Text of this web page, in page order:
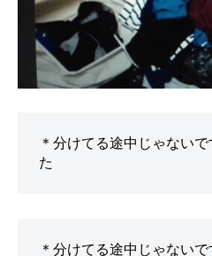
＊分けてる途中じゃない
た
＊分けてる途中じゃない